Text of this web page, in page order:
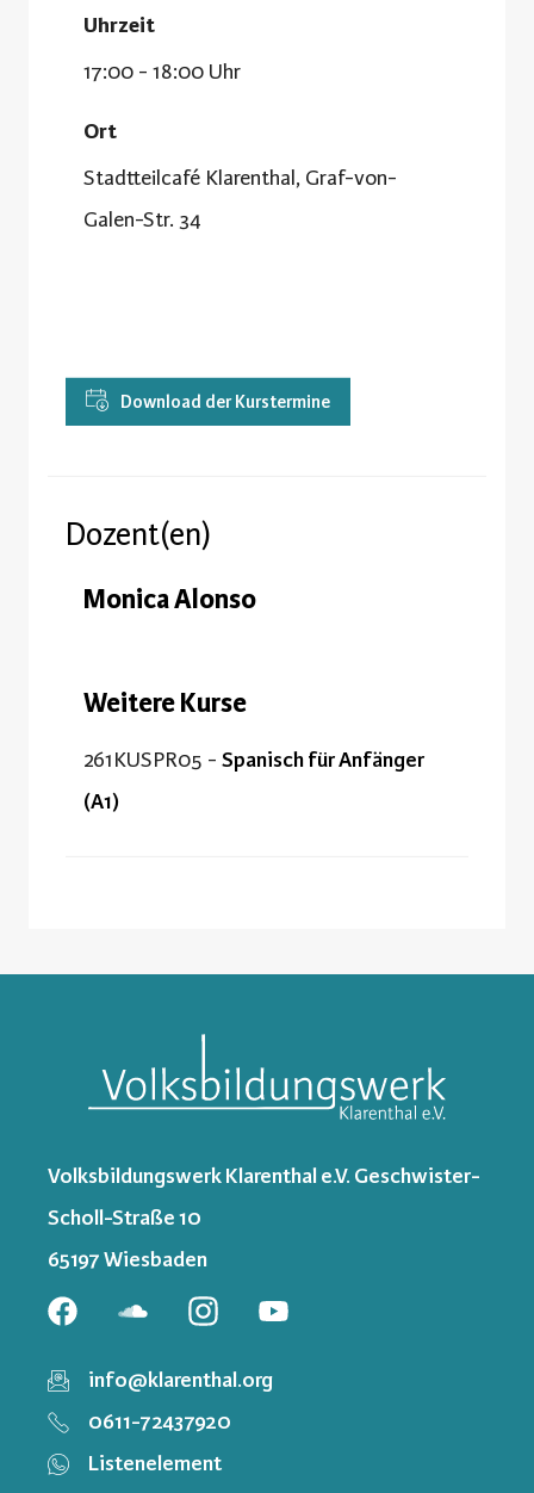
Uhrzeit
17:00 - 18:00 Uhr
Ort
Stadtteilcafé Klarenthal, Graf-von-
Galen-Str. 34
Download der Kurstermine
Dozent(en)
Monica Alonso
Weitere Kurse
261KUSPR05 - Spanisch für Anfänger
(A1)
Volksbildungswerk Klarenthal e.V. Geschwister-
Scholl-Straße 10
65197 Wiesbaden
info@klarenthal.org
0611-72437920
Listenelement